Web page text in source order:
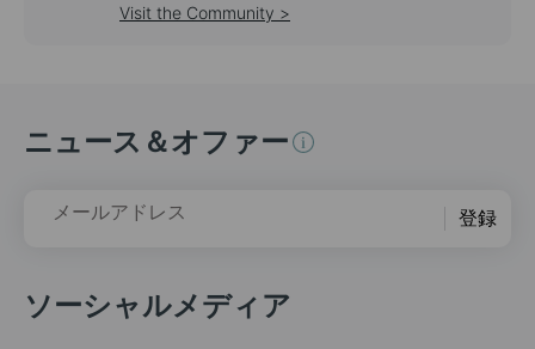
Visit the Community >
ニュース＆オファー
メールアドレス 登録
ソーシャルメディア